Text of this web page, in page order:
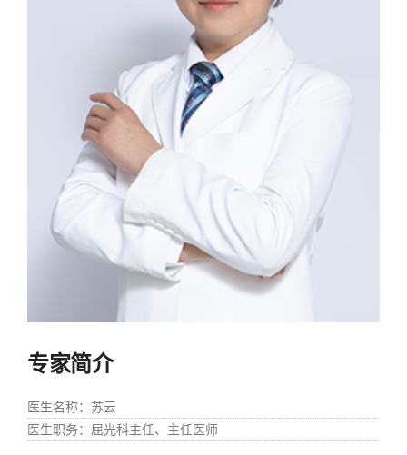
专家简介
医生名称：苏云
医生职务：屈光科主任、主任医师